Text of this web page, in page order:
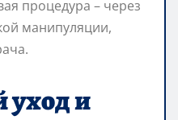
процедура – через
манипуляции,
и